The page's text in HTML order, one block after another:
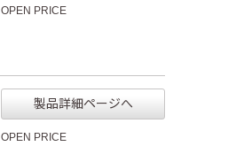
OPEN PRICE
製品詳細ページへ
OPEN PRICE